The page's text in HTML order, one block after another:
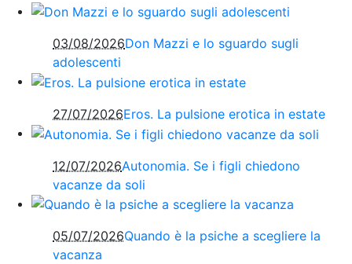
03/08/2026Don Mazzi e lo sguardo sugli
adolescenti
27/07/2026Eros. La pulsione erotica in estate
12/07/2026Autonomia. Se i figli chiedono
vacanze da soli
05/07/2026Quando è la psiche a scegliere la
vacanza